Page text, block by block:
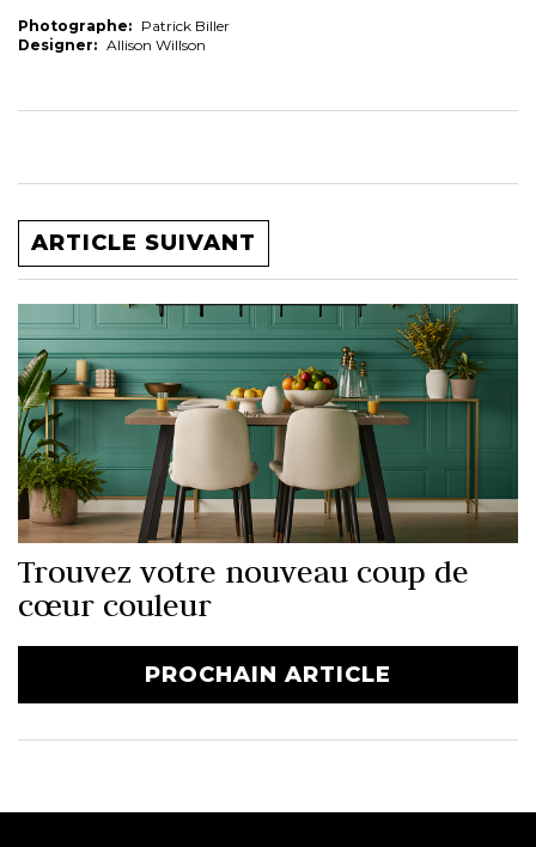
Photographe: Patrick Biller
Designer: Allison Willson
ARTICLE SUIVANT
Trouvez votre nouveau coup de
cœur couleur
PROCHAIN ARTICLE